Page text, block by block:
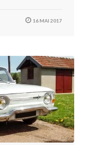
16 MAI 2017